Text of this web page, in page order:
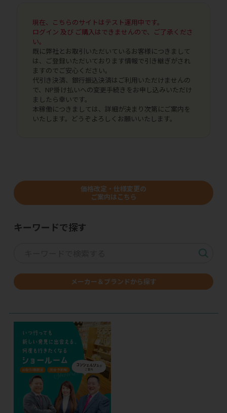
現在、こちらのサイトはテスト運用中です。
ログイン 及び ご購入はできませんので、ご了承くださ
い。
既に弊社とお取引いただいているお客様につきまして
は、ご登録いただいております情報で引き継ぎがされ
ますのでご安心ください。
代引き決済、銀行振込決済はご利用いただけませんの
で、NP掛け払いへの変更手続きをお申し込みいただけ
ましたら幸いです。
本稼働につきましては、詳細が決まり次第にご案内を
いたします。どうぞよろしくお願いいたします。
価格改定・仕様変更の
ご案内はこちら
キーワードで探す
メーカー＆ブランドから探す